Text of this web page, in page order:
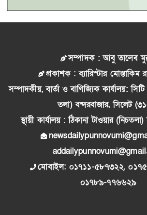
সম্পাদক : আবু তালেব
প্রকাশক : ব্যারিস্টার মোস্তাকিম
সম্পাদকীয়, বার্তা ও বাণিজ্যিক কার্যালয়:
তলা) বন্দরবাজার, সিলেট
স্থায়ী কার্যালয় : ঠিকানা টাওয়ার
মোবাইল: ০১৭১১-৫৮৭৩২২,
০১৭৮৯-৭৭৬৬২৯